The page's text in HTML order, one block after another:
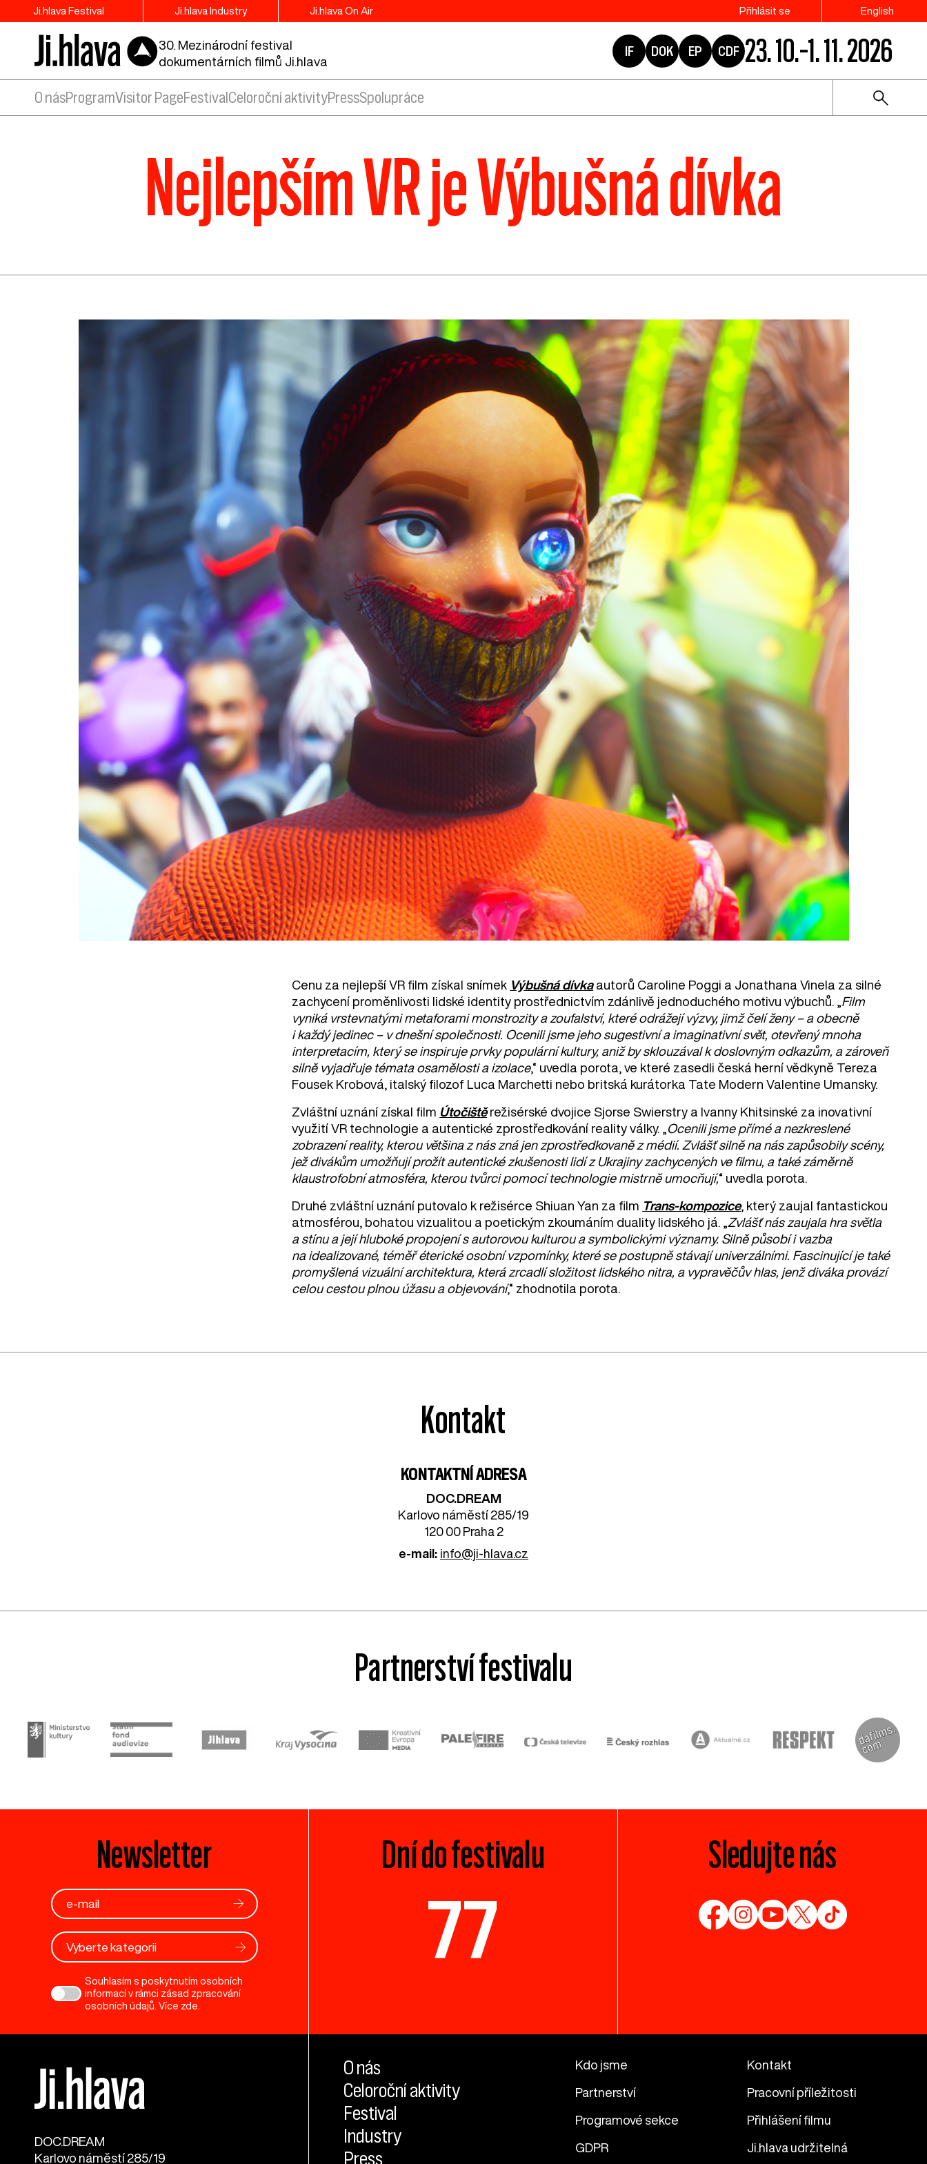
Ji.hlava Festival Ji.hlava Industry Ji.hlava On Air Přihlásit se English
30. Mezinárodní festival
dokumentárních filmů Ji.hlava
IF DOK EP CDF 23. 10.–1. 11. 2026
O násProgramVisitor PageFestival Celoroční aktivityPressSpolupráce
Nejlepším VR je Výbušná dívka
Cenu za nejlepší VR film získal snímek Výbušná dívkaautorů Caroline Poggi a Jonathana Vinela za silné
zachycení proměnlivosti lidské identity prostřednictvím zdánlivě jednoduchého motivu výbuchů. „ Film
vyniká vrstevnatými metaforami monstrozity a zoufalství, které odrážejí výzvy, jimž čelí ženy – a obecně
i každý jedinec – v dnešní společnosti. Ocenili jsme jeho sugestivní a imaginativní svět, otevřený mnoha
interpretacím, který se inspiruje prvky populární kultury, aniž by sklouzával k doslovným odkazům, a zároveň
silně vyjadřuje témata osamělosti a izolace,“ uvedla porota, ve které zasedli česká herní vědkyně Tereza
Fousek Krobová, italský filozof Luca Marchetti nebo britská kurátorka Tate Modern Valentine Umansky.
Zvláštní uznání získal film Útočištěrežisérské dvojice Sjorse Swierstry a Ivanny Khitsinské za inovativní
využití VR technologie a autentické zprostředkování reality války. „
Ocenili jsme přímé a nezkreslené
zobrazení reality, kterou většina z nás zná jen zprostředkovaně z médií. Zvlášť silně na nás zapůsobily scény,
jež divákům umožňují prožít autentické zkušenosti lidí z Ukrajiny zachycených ve filmu, a také záměrně
klaustrofobní atmosféra, kterou tvůrci pomocí technologie mistrně umocňují,“ uvedla porota.
Druhé zvláštní uznání putovalo k režisérce Shiuan Yan za film Trans-kompozice, který zaujal fantastickou
atmosférou, bohatou vizualitou a poetickým zkoumáním duality lidského já. „ Zvlášť nás zaujala hra světla
a stínu a její hluboké propojení s autorovou kulturou a symbolickými významy. Silně působí i vazba
na idealizované, téměř éterické osobní vzpomínky, které se postupně stávají univerzálními. Fascinující je také
promyšlená vizuální architektura, která zrcadlí složitost lidského nitra, a vypravěčův hlas, jenž diváka provází
celou cestou plnou úžasu a objevování,“ zhodnotila porota.
Kontakt
KONTAKTNÍ ADRESA
DOC.DREAM​
Karlovo náměstí 285/19
120 00 Praha 2
e-mail: info@ji-hlava.cz
Partnerství festivalu
Newsletter
Vyberte kategorii
Souhlasím s poskytnutím osobních
informací v rámci zásad zpracování
osobních údajů. Více zde
Dní do festivalu
77
Sledujte nás
DOC.DREAM​
Karlovo náměstí 285/19
O nás
Celoroční aktivity
Festival
Industry
Press
Kdo jsme Kontakt
Partnerství Pracovní příležitosti
Programové sekce Přihlášení filmu
GDPR Ji.hlava udržitelná